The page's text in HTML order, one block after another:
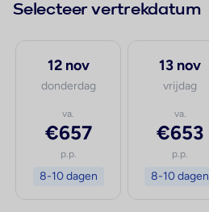
Selecteer vertrekdatum
12 nov
donderdag
va.
€657
p.p.
8-10 dagen
13 nov
vrijdag
va.
€653
p.p.
8-10 dagen